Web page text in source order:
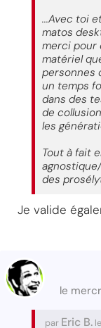
...Avec toi
matos
merci pour
matériel
personnes
un temps
dans des
de
les
Tout à fait
des
Je valide
le
par Eric B.